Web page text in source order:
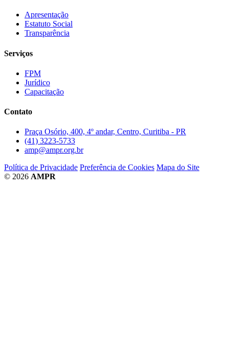
Apresentação
Estatuto Social
Transparência
Serviços
FPM
Jurídico
Capacitação
Contato
Praça Osório, 400, 4º andar, Centro, Curitiba - PR
(41) 3223-5733
amp@ampr.org.br
Política de Privacidade Preferência de Cookies Mapa do Site
© 2026 AMPR